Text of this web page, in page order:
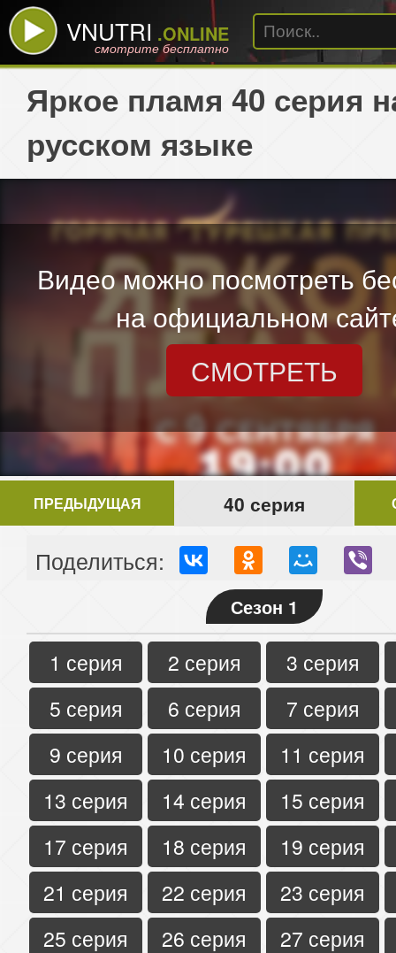
VNUTRI .ONLINE
смотрите бесплатно
Яркое пламя 40 серия
русском языке
Видео можно посмотреть
на официальном
СМОТРЕТЬ
ПРЕДЫДУЩАЯ 40 серия
Поделиться:
Сезон 1
1 серия 2 серия
3 серия
5 серия
6 серия
7 серия
9 серия
10 серия
11 серия
13 серия
14 серия
15 серия
17 серия
18 серия
19 серия
21 серия
22 серия
23 серия
25 серия
26 серия
27 серия